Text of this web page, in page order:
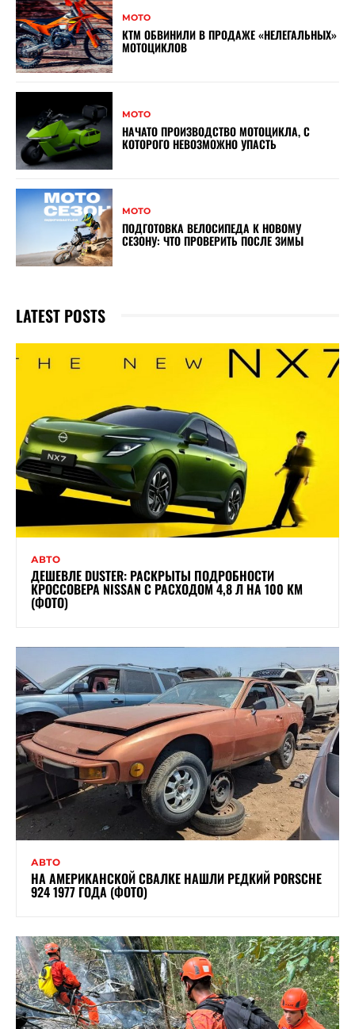
МОТО
КТМ ОБВИНИЛИ В ПРОДАЖЕ «НЕЛЕГАЛЬНЫХ»
МОТОЦИКЛОВ
МОТО
НАЧАТО ПРОИЗВОДСТВО МОТОЦИКЛА, С
КОТОРОГО НЕВОЗМОЖНО УПАСТЬ
МОТО
ПОДГОТОВКА ВЕЛОСИПЕДА К НОВОМУ
СЕЗОНУ: ЧТО ПРОВЕРИТЬ ПОСЛЕ ЗИМЫ
LATEST POSTS
АВТО
ДЕШЕВЛЕ DUSTER: РАСКРЫТЫ ПОДРОБНОСТИ
КРОССОВЕРА NISSAN С РАСХОДОМ 4,8 Л НА 100 КМ
(ФОТО)
АВТО
НА АМЕРИКАНСКОЙ СВАЛКЕ НАШЛИ РЕДКИЙ PORSCHE
924 1977 ГОДА (ФОТО)